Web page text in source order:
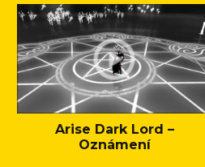
Arise Dark Lord –
Oznámení